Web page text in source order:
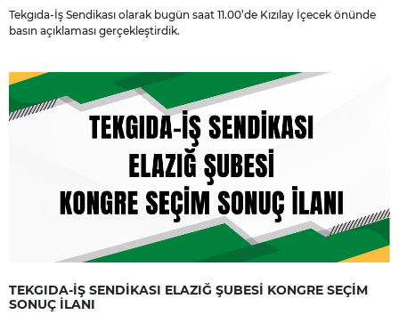
Tekgıda-İş Sendikası olarak bugün saat 11.00’de Kızılay İçecek önünde
basın açıklaması gerçekleştirdik.
TEKGIDA-İŞ SENDİKASI ELAZIĞ ŞUBESİ KONGRE SEÇİM
SONUÇ İLANI